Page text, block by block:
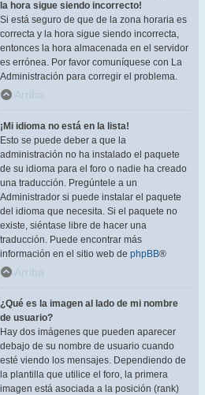
la hora sigue siendo incorrecto!
Si está seguro de que de la zona horaria es
correcta y la hora sigue siendo incorrecta,
entonces la hora almacenada en el servidor
es errónea. Por favor comuníquese con La
Administración para corregir el problema.
Arriba
¡Mi idioma no está en la lista!
Esto se puede deber a que la
administración no ha instalado el paquete
de su idioma para el foro o nadie ha creado
una traducción. Pregúntele a un
Administrador si puede instalar el paquete
del idioma que necesita. Si el paquete no
existe, siéntase libre de hacer una
traducción. Puede encontrar más
información en el sitio web de phpBB®
Arriba
¿Qué es la imagen al lado de mi nombre
de usuario?
Hay dos imágenes que pueden aparecer
debajo de su nombre de usuario cuando
esté viendo los mensajes. Dependiendo de
la plantilla que utilice el foro, la primera
imagen está asociada a la posición (rank)